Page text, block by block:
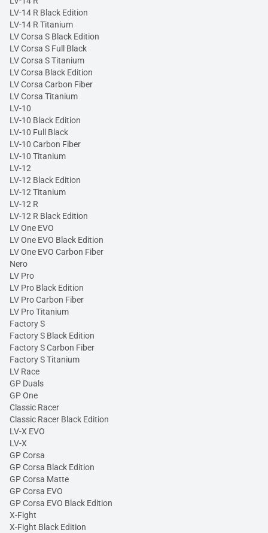
LV-14 R Black Edition
LV-14 R Titanium
LV Corsa S Black Edition
LV Corsa S Full Black
LV Corsa S Titanium
LV Corsa Black Edition
LV Corsa Carbon Fiber
LV Corsa Titanium
LV-10
LV-10 Black Edition
LV-10 Full Black
LV-10 Carbon Fiber
LV-10 Titanium
LV-12
LV-12 Black Edition
LV-12 Titanium
LV-12 R
LV-12 R Black Edition
LV One EVO
LV One EVO Black Edition
LV One EVO Carbon Fiber
Nero
LV Pro
LV Pro Black Edition
LV Pro Carbon Fiber
LV Pro Titanium
Factory S
Factory S Black Edition
Factory S Carbon Fiber
Factory S Titanium
LV Race
GP Duals
GP One
Classic Racer
Classic Racer Black Edition
LV-X EVO
LV-X
GP Corsa
GP Corsa Black Edition
GP Corsa Matte
GP Corsa EVO
GP Corsa EVO Black Edition
X-Fight
X-Fight Black Edition